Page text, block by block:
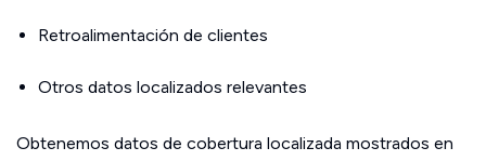
Retroalimentación de clientes
Otros datos localizados relevantes
Obtenemos datos de cobertura localizada mostrados en